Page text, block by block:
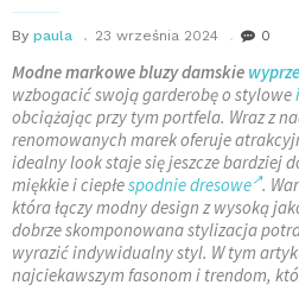
By paula 23 września 2024 0
Modne markowe bluzy damskie
wzbogacić swoją garderobę o stylowei
obciążając przy tym portfela. Wraz z
renomowanych marek oferuje
idealny look staje się jeszcze bardziej
miękkie i ciepłespodnie dresowe .
która łączy modny design z wysoką
dobrze skomponowana stylizacja
wyrazić indywidualny styl. W tym
najciekawszym fasonom i trendom,